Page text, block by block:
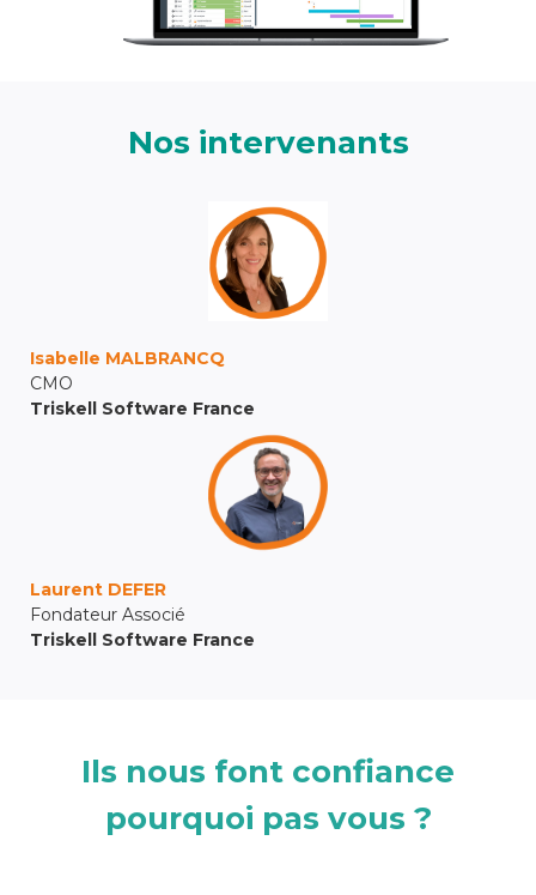
Nos intervenants
Isabelle MALBRANCQ
CMO
Triskell Software France
Laurent DEFER
Fondateur Associé
Triskell Software France
Ils nous font confiance
pourquoi pas vous ?